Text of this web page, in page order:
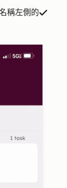
稱左側的success